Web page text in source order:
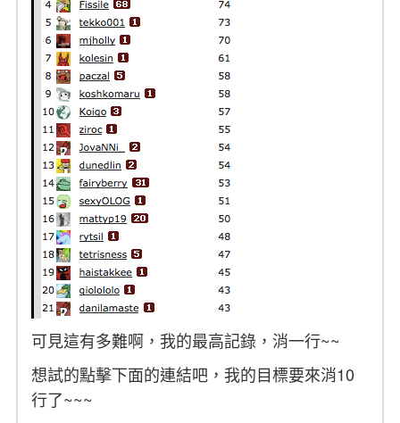
可見這有多難啊，我的最高記錄，消一行~~
想試的點擊下面的連結吧，我的目標要來消10
行了~~~